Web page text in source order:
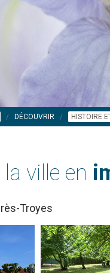
DÉCOUVRIR HISTOIRE
ville en
Troyes